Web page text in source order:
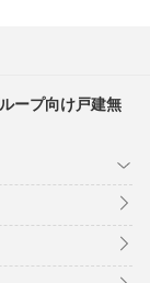
ープ向け戸建無